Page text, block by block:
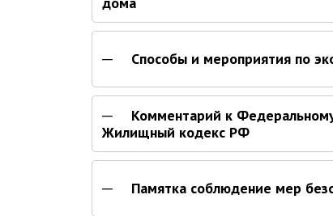
Способы и мероприятия по
Комментарий к
Жилищный кодекс РФ
Памятка соблюдение мер